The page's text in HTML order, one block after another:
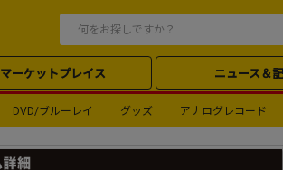
マーケットプレイス ニュース＆
DVD/ブルーレイ グッズ アナログレコード